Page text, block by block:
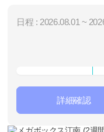
日程 : 2026.08.01 ~
詳細確認